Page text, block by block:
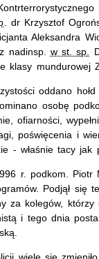
. dr Krzysztof
Aleksandra
nadinsp. w st. sp.
klasy mundurowej
oddano
osobę
ofiarności,
poświęcenia i
- właśnie tacy jak
r. podkom. Piotr
Podjął się
za kolegów, którzy
i tego dnia